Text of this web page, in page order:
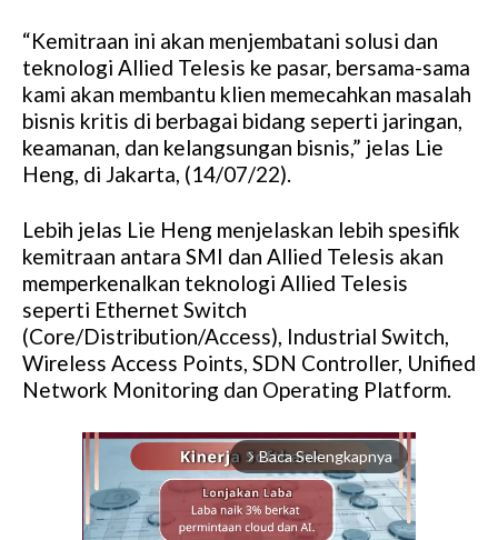
“Kemitraan ini akan menjembatani solusi dan
teknologi Allied Telesis ke pasar, bersama-sama
kami akan membantu klien memecahkan masalah
bisnis kritis di berbagai bidang seperti jaringan,
keamanan, dan kelangsungan bisnis,” jelas Lie
Heng, di Jakarta, (14/07/22).
Lebih jelas Lie Heng menjelaskan lebih spesifik
kemitraan antara SMI dan Allied Telesis akan
memperkenalkan teknologi Allied Telesis
seperti Ethernet Switch
(Core/Distribution/Access), Industrial Switch,
Wireless Access Points, SDN Controller, Unified
Network Monitoring dan Operating Platform.
arrow_forward_ios Baca Selengkapnya